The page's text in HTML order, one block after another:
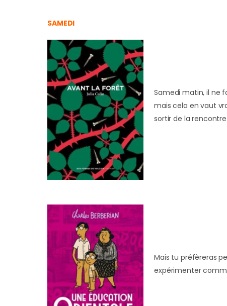
SAMEDI
Samedi matin, il ne
mais cela en vaut
sortir de la
Mais tu préfèreras
expérimenter